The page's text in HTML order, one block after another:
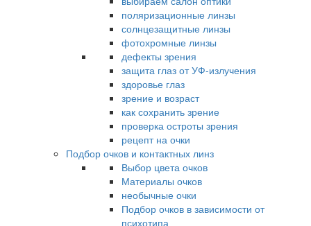
поляризационные линзы
солнцезащитные линзы
фотохромные линзы
дефекты зрения
защита глаз от УФ-излучения
здоровье глаз
зрение и возраст
как сохранить зрение
проверка остроты зрения
рецепт на очки
Подбор очков и контактных линз
Выбор цвета очков
Материалы очков
необычные очки
Подбор очков в зависимости от
психотипа